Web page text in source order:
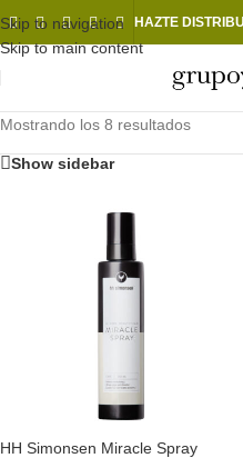
Skip to navigation
Skip to main content
HAZTE
Mostrando los 8 resultados
Show sidebar
HH Simonsen Miracle Spray